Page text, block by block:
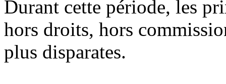
Durant cette période, les
hors droits, hors
plus disparates.